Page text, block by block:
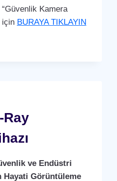
“Güvenlik Kamera
için BURAYA TIKLAYIN
Ray
ve Endüstri
Hayati Görüntüleme